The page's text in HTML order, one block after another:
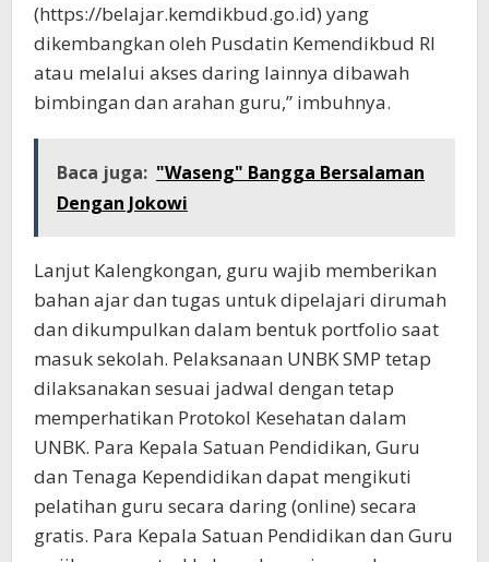
(https://belajar.kemdikbud.go.id) yang
dikembangkan oleh Pusdatin Kemendikbud RI
atau melalui akses daring lainnya dibawah
bimbingan dan arahan guru,” imbuhnya.
Baca juga: "Waseng" Bangga Bersalaman
Dengan Jokowi
Lanjut Kalengkongan, guru wajib memberikan
bahan ajar dan tugas untuk dipelajari dirumah
dan dikumpulkan dalam bentuk portfolio saat
masuk sekolah. Pelaksanaan UNBK SMP tetap
dilaksanakan sesuai jadwal dengan tetap
memperhatikan Protokol Kesehatan dalam
UNBK. Para Kepala Satuan Pendidikan, Guru
dan Tenaga Kependidikan dapat mengikuti
pelatihan guru secara daring (online) secara
gratis. Para Kepala Satuan Pendidikan dan Guru